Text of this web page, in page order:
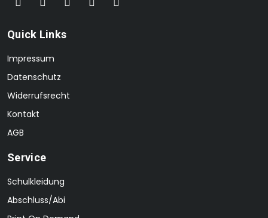
Quick Links
Impressum
Datenschutz
Widerrufsrecht
Kontakt
AGB
Service
Schulkleidung
Abschluss/Abi